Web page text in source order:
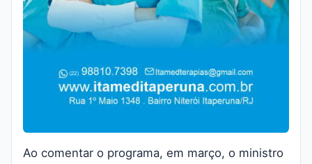
Ao comentar o programa, em março, o ministro